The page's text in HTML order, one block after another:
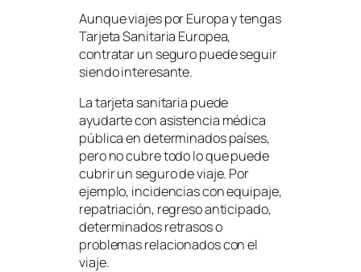
Aunque viajes por Europa y tengas
Tarjeta Sanitaria Europea,
contratar un seguro puede seguir
siendo interesante.
La tarjeta sanitaria puede
ayudarte con asistencia médica
pública en determinados países,
pero no cubre todo lo que puede
cubrir un seguro de viaje. Por
ejemplo, incidencias con equipaje,
repatriación, regreso anticipado,
determinados retrasos o
problemas relacionados con el
viaje.